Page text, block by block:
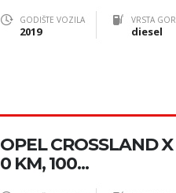
GODIŠTE VOZILA
2019
VRSTA
diesel
OPEL CROSSLAND
0 KM, 100...